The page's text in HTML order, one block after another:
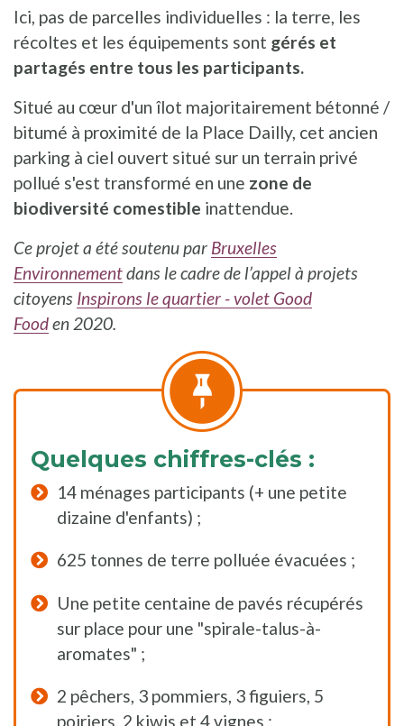
Ici, pas de parcelles individuelles : la terre, les
récoltes et les équipements sont gérés et
partagés entre tous les participants.
Situé au cœur d'un îlot majoritairement bétonné /
bitumé à proximité de la Place Dailly, cet ancien
parking à ciel ouvert situé sur un terrain privé
pollué s'est transformé en une zone de
biodiversité comestible inattendue.
Ce projet a été soutenupar Bruxelles
Environnementdans le cadre de l’appel à projets
citoyens Inspirons le quartier - volet Good
Fooden 2020.
Quelques chiffres-clés :
14 ménages participants (+ une petite
dizaine d'enfants) ;
625 tonnes de terre polluée évacuées ;
Une petite centaine de pavés récupérés
sur place pour une "spirale-talus-à-
aromates" ;
2 pêchers, 3 pommiers, 3 figuiers, 5
poiriers, 2 kiwis et 4 vignes ;